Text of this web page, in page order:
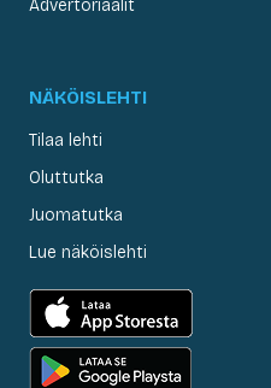
Advertoriaalit
NÄKÖISLEHTI
Tilaa lehti
Oluttutka
Juomatutka
Lue näköislehti